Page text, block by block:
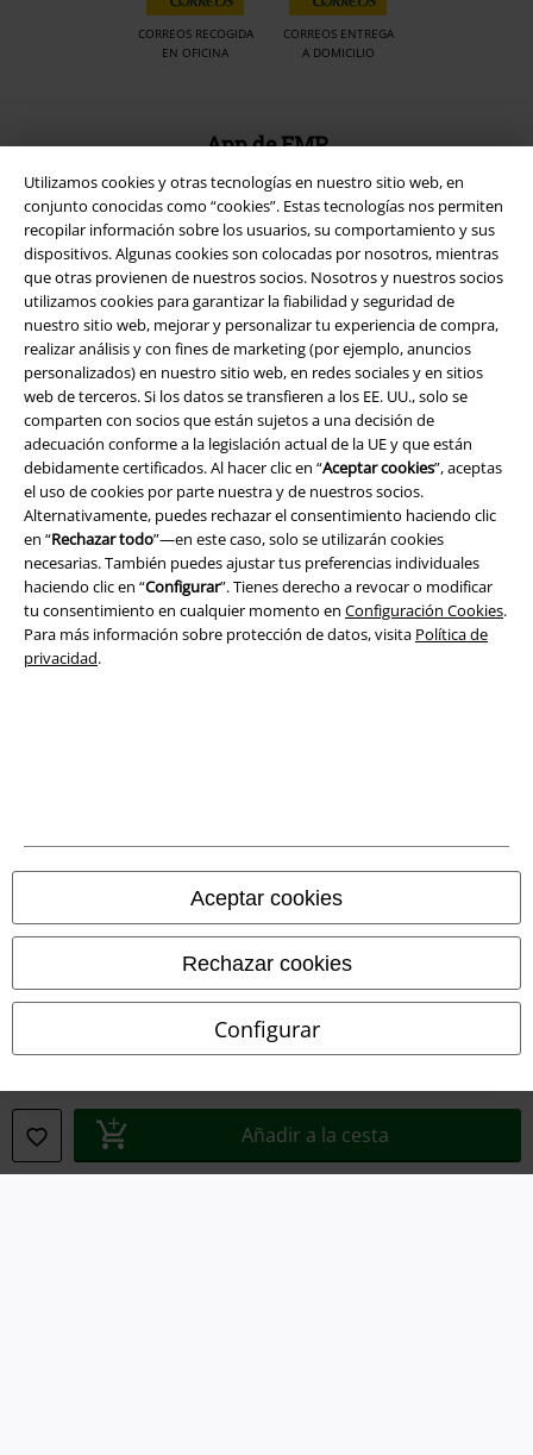
Utilizamos cookies y otras tecnologías en nuestro sitio web, en
conjunto conocidas como “cookies”. Estas tecnologías nos permiten
recopilar información sobre los usuarios, su comportamiento y sus
dispositivos. Algunas cookies son colocadas por nosotros, mientras
que otras provienen de nuestros socios. Nosotros y nuestros socios
utilizamos cookies para garantizar la fiabilidad y seguridad de
nuestro sitio web, mejorar y personalizar tu experiencia de compra,
realizar análisis y con fines de marketing (por ejemplo, anuncios
personalizados) en nuestro sitio web, en redes sociales y en sitios
web de terceros. Si los datos se transfieren a los EE. UU., solo se
comparten con socios que están sujetos a una decisión de
adecuación conforme a la legislación actual de la UE y que están
debidamente certificados. Al hacer clic en “Aceptar cookies”, aceptas
el uso de cookies por parte nuestra y de nuestros socios.
Alternativamente, puedes rechazar el consentimiento haciendo clic
en “Rechazar todo”—en este caso, solo se utilizarán cookies
necesarias. También puedes ajustar tus preferencias individuales
haciendo clic en “Configurar”. Tienes derecho a revocar o modificar
tu consentimiento en cualquier momento en Configuración Cookies.
Para más información sobre protección de datos, visita Política de
privacidad.
Aceptar cookies
Rechazar cookies
Configurar
Añadir a la cesta
CORREOS RECOGIDA
EN OFICINA
CORREOS ENTREGA
A DOMICILIO
App de EMP
¡Descarga la nueva App EMP totalmente GRATIS y disfruta de todas
sus nuevas funciones y ventajas!
A Warner Music Group Company
Seguridad
Términos y Condiciones
Ley protección de datos
Declaración de Conformidad
Información sobre accesibilidad